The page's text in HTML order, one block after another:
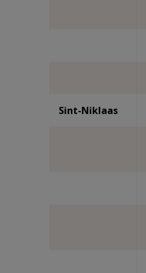
Sint-Niklaas